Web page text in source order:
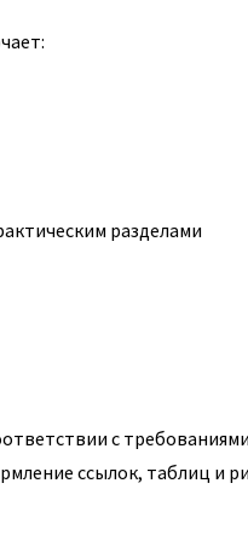
разделами
с
ссылок, таблиц и